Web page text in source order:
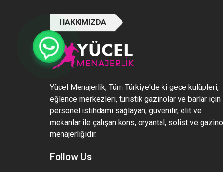
HAKKIMIZDA
Yücel Menajerlik; Tüm Türkiye'de ki gece kulüpleri,
eğlence merkezleri, turistik gazinolar ve barlar için
personel istihdamı sağlayan, güvenilir, elit ve
mekanlar ile çalışan kons, oryantal, solist ve gazino
menajerliğidir.
Follow Us